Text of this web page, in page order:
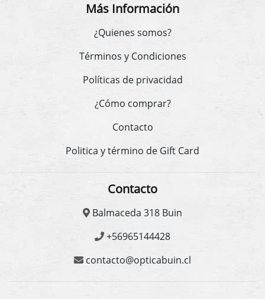
Más Información
¿Quienes somos?
Términos y Condiciones
Políticas de privacidad
¿Cómo comprar?
Contacto
Politica y término de Gift Card
Contacto
Balmaceda 318 Buin
+56965144428
contacto@opticabuin.cl